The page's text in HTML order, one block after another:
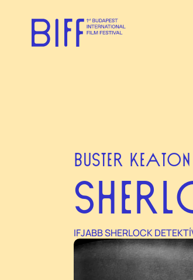
BUSTER KEATON
IFJABB SHERLOCK